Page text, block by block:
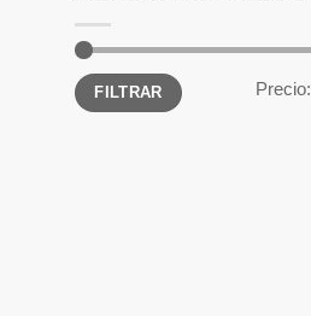
Precio
mínimo
Precio
máximo
FILTRAR Precio: